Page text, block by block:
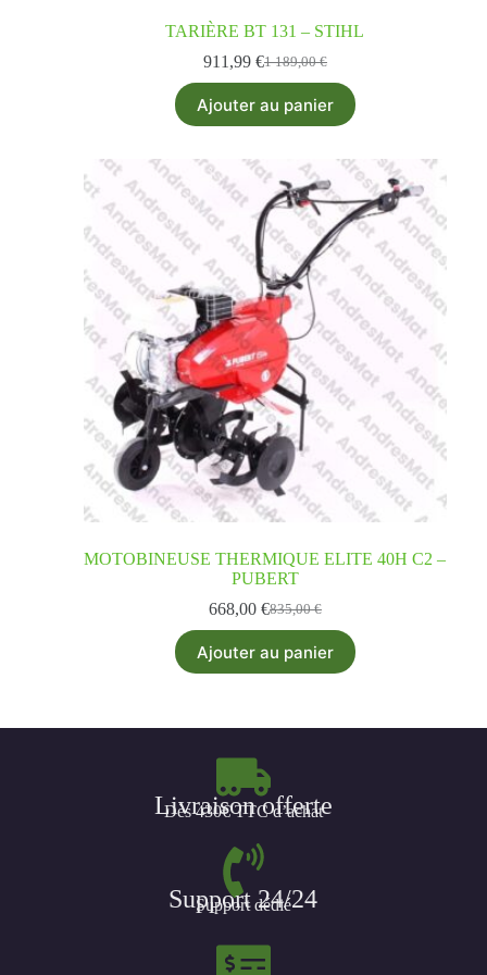
TARIÈRE BT 131 – STIHL
1 189,00€
911,99 €
Ajouter au panier
MOTOBINEUSE THERMIQUE ELITE 40H C2 –
PUBERT
835,00€
668,00 €
Ajouter au panier
Livraison offerte
Dès 430€ TTC d’achat
Support 24/24
Support dédié